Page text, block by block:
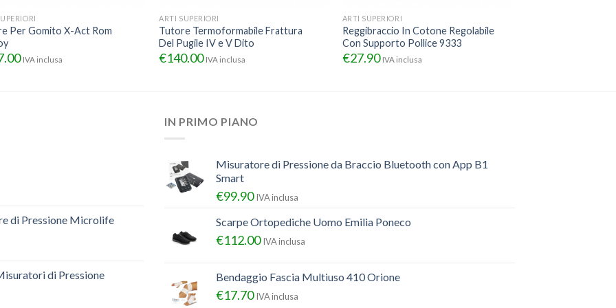
Per Gomito X-Act Rom
IVA inclusa
ARTI SUPERIORI
Tutore Termoformabile Frattura
Del Pugile IV e V Dito
€140.00 IVA inclusa
ARTI SUPERIORI
Reggibraccio In Cotone Regolabile
Con Supporto Pollice 9333
€27.90 IVA inclusa
di Pressione Microlife
di Pressione
IN PRIMO PIANO
Misuratore di Pressione da Braccio Bluetooth con App B1
Smart
€99.90 IVA inclusa
Scarpe Ortopediche Uomo Emilia Poneco
€112.00 IVA inclusa
Bendaggio Fascia Multiuso 410 Orione
€17.70 IVA inclusa